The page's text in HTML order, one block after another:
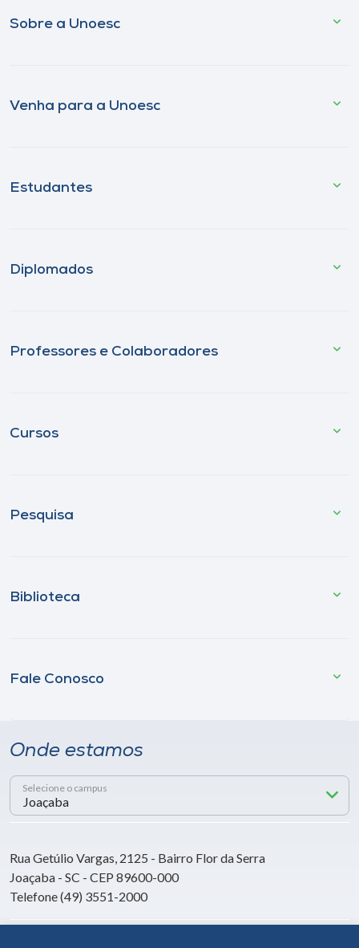
Sobre a Unoesc
Venha para a Unoesc
Estudantes
Diplomados
Professores e Colaboradores
Cursos
Pesquisa
Biblioteca
Fale Conosco
Onde estamos
Selecione o campus
Rua Getúlio Vargas, 2125 - Bairro Flor da Serra
Joaçaba - SC - CEP 89600-000
Telefone (49) 3551-2000